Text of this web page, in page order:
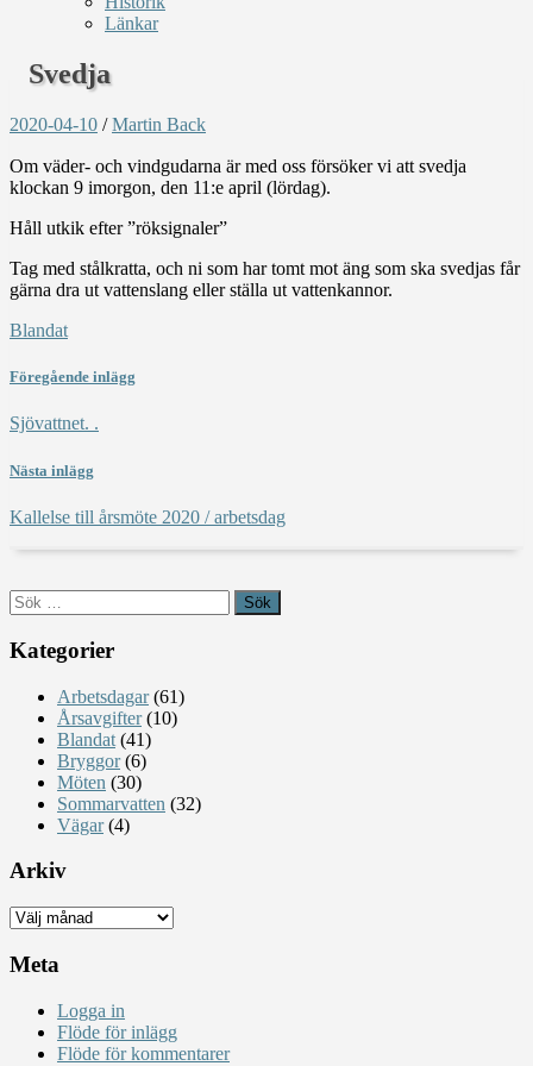
Länkar
Svedja
2020-04-10 /Martin Back
Om väder- och vindgudarna är med oss försöker vi att svedja
klockan 9 imorgon, den 11:e april (lördag).
Håll utkik efter ”röksignaler”
Tag med stålkratta, och ni som har tomt mot äng som ska svedjas får
gärna dra ut vattenslang eller ställa ut vattenkannor.
Blandat
Föregående inlägg
Sjövattnet. .
Nästa inlägg
Kallelse till årsmöte 2020 / arbetsdag
Sök
efter:
Kategorier
Arbetsdagar(61)
Årsavgifter(10)
Blandat (41)
Bryggor(6)
Möten (30)
Sommarvatten (32)
Vägar(4)
Arkiv
Arkiv
Meta
Logga in
Flöde för inlägg
Flöde för kommentarer